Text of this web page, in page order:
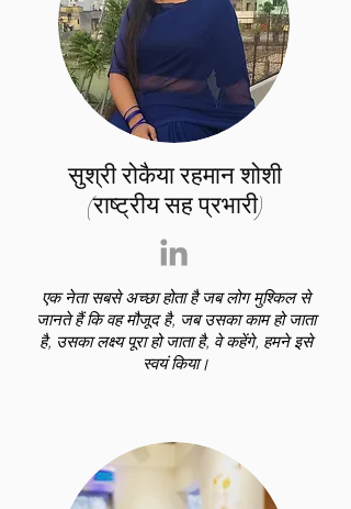
सुश्री रोकैया रहमान शोशी
(राष्ट्रीय सह प्रभारी)
एक नेता सबसे अच्छा होता है जब लोग मुश्किल से
जानते हैं कि वह मौजूद है, जब उसका काम हो जाता
है, उसका लक्ष्य पूरा हो जाता है, वे कहेंगे, हमने इसे
स्वयं किया।